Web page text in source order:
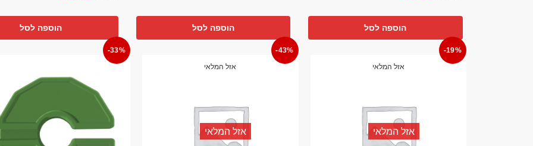
הוספה לסל הוספה לסל הוספה לסל
-19%
אזל המלאי
אזל המלאי
-43%
אזל המלאי
אזל המלאי
-33%